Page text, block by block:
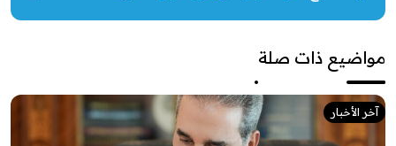
مواضيع ذات صلة
آخر الأخبار